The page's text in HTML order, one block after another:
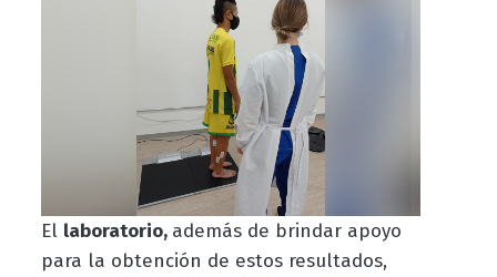
El laboratorio, además de brindar apoyo
para la obtención de estos resultados,